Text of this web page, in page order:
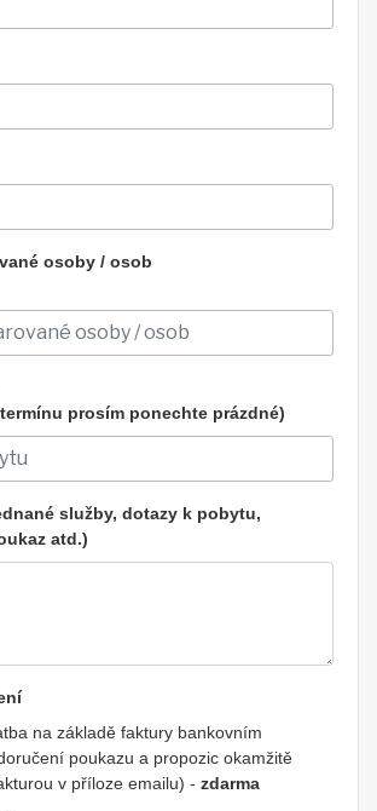
osoby / osob
prosím ponechte prázdné)
služby, dotazy k pobytu,
atd.)
na základě faktury bankovním
poukazu a propozic okamžitě
v příloze emailu) - zdarma